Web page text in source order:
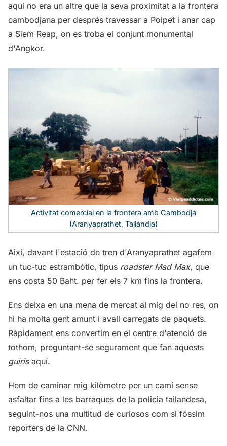
aquí no era un altre que la seva proximitat a la frontera
cambodjana per després travessar a Poipet i anar cap
a Siem Reap, on es troba el conjunt monumental
d'Angkor.
Activitat comercial en la frontera amb Cambodja
(Aranyaprathet, Tailàndia)
Així, davant l'estació de tren d'Aranyaprathet agafem
un tuc-tuc estrambòtic, tipus roadster Mad Max, que
ens costa 50 Baht. per fer els 7 km fins la frontera.
Ens deixa en una mena de mercat al mig del no res, on
hi ha molta gent amunt i avall carregats de paquets.
Ràpidament ens convertim en el centre d'atenció de
tothom, preguntant-se segurament que fan aquests
guirisaquí.
Hem de caminar mig kilòmetre per un camí sense
asfaltar fins a les barraques de la policia tailandesa,
seguint-nos una multitud de curiosos com si fóssim
reporters de la CNN.